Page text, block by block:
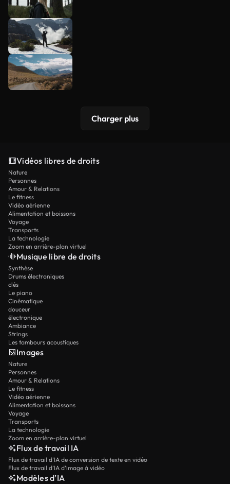
Charger plus
Vidéos libres de droits
Nature
Personnes
Amour & Relations
Le fitness
Vidéo aérienne
Alimentation et boissons
Voyage
Transports
La technologie
Zoom en arrière-plan virtuel
Musique libre de droits
Synthèse
Drums électroniques
clés
Le piano
Cinématique
douceur
électronique
Ambiance
Strings
Les tambours acoustiques
Images
Nature
Personnes
Amour & Relations
Le fitness
Vidéo aérienne
Alimentation et boissons
Voyage
Transports
La technologie
Zoom en arrière-plan virtuel
Flux de travail IA
Flux de travail d’IA de conversion de texte en vidéo
Flux de travail d’IA d’image à vidéo
Modèles d’IA